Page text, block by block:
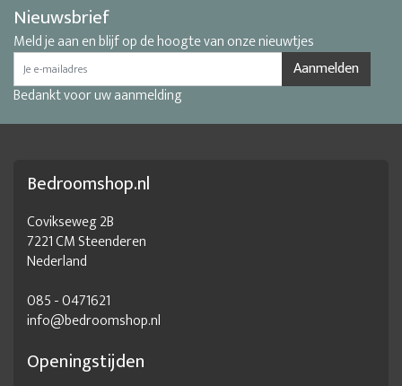
Nieuwsbrief
Meld je aan en blijf op de hoogte van onze nieuwtjes
Aanmelden
Bedankt voor uw aanmelding
Bedroomshop.nl
Covikseweg 2B
7221 CM Steenderen
Nederland
085 - 0471621
info@bedroomshop.nl
Openingstijden